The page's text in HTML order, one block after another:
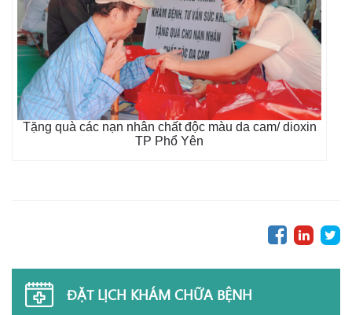
Tặng quà các nạn nhân chất độc màu da cam/ dioxin
TP Phổ Yên
ĐẶT LỊCH KHÁM CHỮA BỆNH